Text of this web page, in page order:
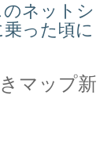
ネットシ
った頃に
マップ新